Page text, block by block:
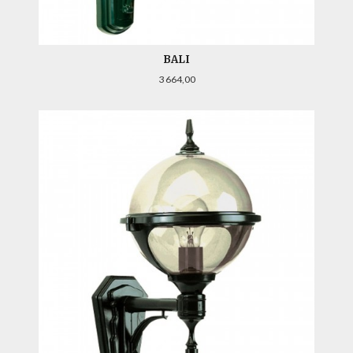
BALI
Pris
3 664,00